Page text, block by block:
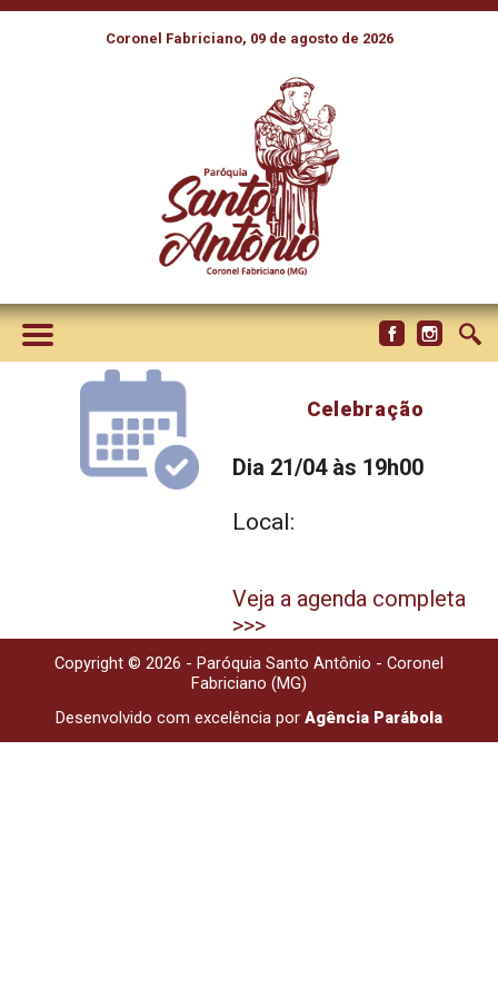
Coronel Fabriciano, 09 de agosto de 2026
Celebração
Dia 21/04 às 19h00
Local:
Veja a agenda completa
>>>
Copyright © 2026 - Paróquia Santo Antônio - Coronel
Fabriciano (MG)
Desenvolvido com excelência por Agência Parábola